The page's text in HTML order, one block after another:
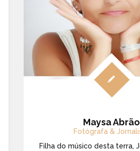
Maysa Abrão
Fotógrafa &
Filha do músico desta terra,